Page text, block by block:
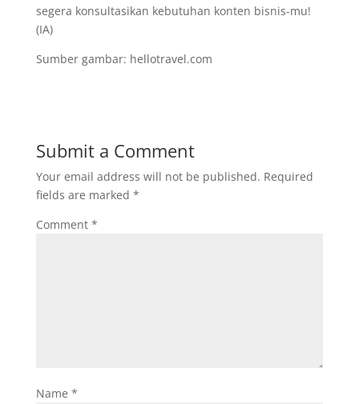
segera konsultasikan kebutuhan konten bisnis-mu!
(IA)
Sumber gambar: hellotravel.com
Submit a Comment
Your email address will not be published. Required
fields are marked *
Comment *
Name *